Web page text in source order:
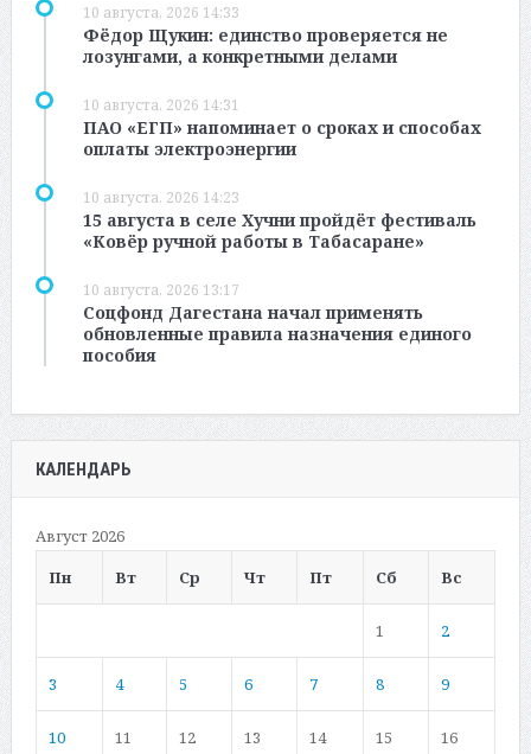
10 августа, 2026 14:33
Фёдор Щукин: единство проверяется не
лозунгами, а конкретными делами
10 августа, 2026 14:31
ПАО «ЕГП» напоминает о сроках и способах
оплаты электроэнергии
10 августа, 2026 14:23
15 августа в селе Хучни пройдёт фестиваль
«Ковёр ручной работы в Табасаране»
10 августа, 2026 13:17
Соцфонд Дагестана начал применять
обновленные правила назначения единого
пособия
КАЛЕНДАРЬ
Август 2026
Пн
Вт Ср Чт Пт Сб Вс
1 2
3 4 5 6 7 8 9
10 11 12 13 14 15 16